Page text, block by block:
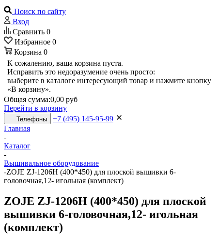
Поиск по сайту
Вход
Сравнить 0
Избранное 0
Корзина 0
К сожалению, ваша корзина пуста.
Исправить это недоразумение очень просто:
выберите в каталоге интересующий товар и нажмите кнопку
«В корзину».
Общая сумма:0,00 руб
Перейти в корзину
Телефоны
+7 (495) 145-95-99
Главная
-
Каталог
-
Вышивальное оборудование
-ZOJE ZJ-1206H (400*450) для плоской вышивки 6-
головочная,12- игольная (комплект)
ZOJE ZJ-1206H (400*450) для плоской
вышивки 6-головочная,12- игольная
(комплект)